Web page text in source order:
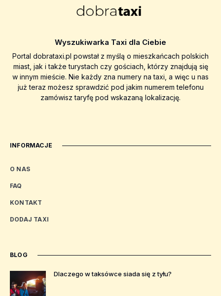
Wyszukiwarka Taxi dla Ciebie
Portal dobrataxi.pl powstał z myślą o mieszkańcach polskich
miast, jak i także turystach czy gościach, którzy znajdują się
w innym mieście. Nie każdy zna numery na taxi, a więc u nas
już teraz możesz sprawdzić pod jakim numerem telefonu
zamówisz taryfę pod wskazaną lokalizację.
INFORMACJE
O NAS
FAQ
KONTAKT
DODAJ TAXI
BLOG
Dlaczego w taksówce siada się z tyłu?